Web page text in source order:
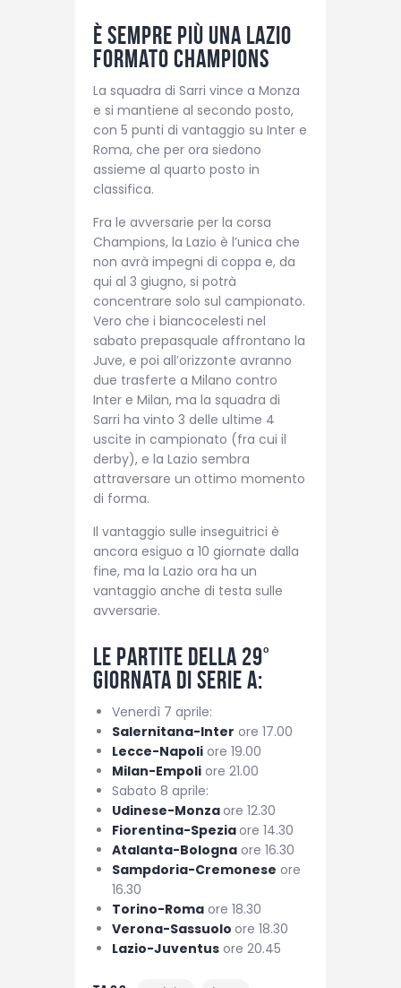
È sempre più una Lazio
formato Champions
La squadra di Sarri vince a Monza
e si mantiene al secondo posto,
con 5 punti di vantaggio su Inter e
Roma, che per ora siedono
assieme al quarto posto in
classifica.
Fra le avversarie per la corsa
Champions, la Lazio è l’unica che
non avrà impegni di coppa e, da
qui al 3 giugno, si potrà
concentrare solo sul campionato.
Vero che i biancocelesti nel
sabato prepasquale affrontano la
Juve, e poi all’orizzonte avranno
due trasferte a Milano contro
Inter e Milan, ma la squadra di
Sarri ha vinto 3 delle ultime 4
uscite in campionato (fra cui il
derby), e la Lazio sembra
attraversare un ottimo momento
di forma.
Il vantaggio sulle inseguitrici è
ancora esiguo a 10 giornate dalla
fine, ma la Lazio ora ha un
vantaggio anche di testa sulle
avversarie.
Le partite della 29°
giornata di Serie A:
Venerdì 7 aprile:
Salernitana-Inter ore 17.00
Lecce-Napoli ore 19.00
Milan-Empoli ore 21.00
Sabato 8 aprile:
Udinese-Monzaore 12.30
Fiorentina-Speziaore 14.30
Atalanta-Bologna ore 16.30
Sampdoria-Cremonese ore
16.30
Torino-Roma ore 18.30
Verona-Sassuolo ore 18.30
Lazio-Juventus ore 20.45